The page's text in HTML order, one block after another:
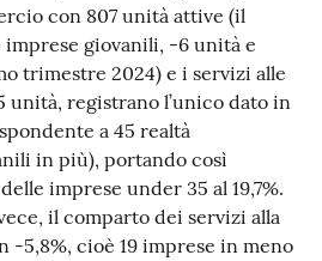
con 807 unità attive (il
imprese giovanili, -6 unità e
trimestre 2024) e i servizi alle
unità, registrano l’unico dato in
a 45 realtà
in più), portando così
imprese under 35 al 19,7%.
il comparto dei servizi alla
-5,8%, cioè 19 imprese in meno